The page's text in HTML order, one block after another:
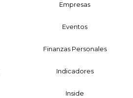
Empresas
Eventos
Finanzas Personales
Indicadores
Inside